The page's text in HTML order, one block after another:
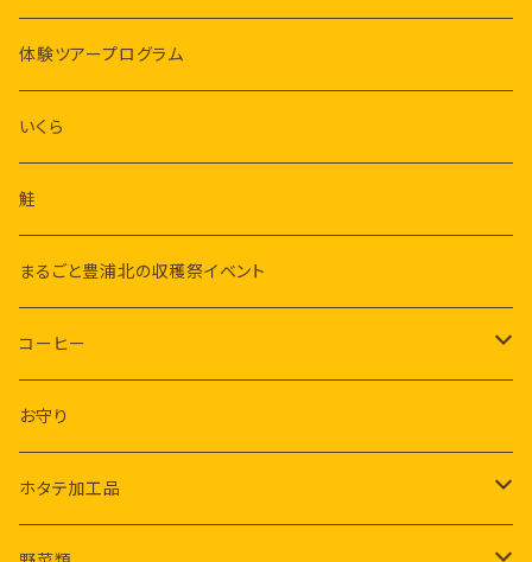
体験ツアープログラム
いくら
鮭
まるごと豊浦北の収穫祭イベント
コーヒー
コーヒー豆
コーヒー粉
お守り
ホタテ加工品